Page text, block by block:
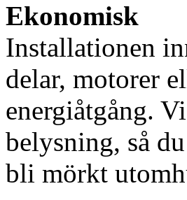
Ekonomisk
Installationen
delar, motorer
energiåtgång.
belysning, så
bli mörkt